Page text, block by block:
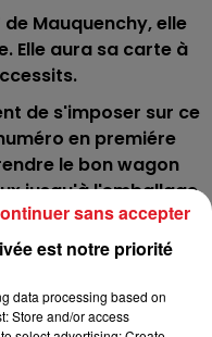
de Mauquenchy, elle
Elle aura sa carte à
de s'imposer sur ce
en premiére
le bon wagon
jusqu'à l'emballage
d'une épreuve
de compléter la
le bon parcours
est notre priorité
data processing based on
Store and/or access
sans accepter